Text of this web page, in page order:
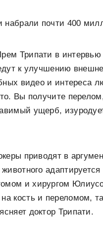
набрали почти 400
Трипати в интервью
к улучшению
видео и интереса
Вы получите
ущерб,
приводят в
и хирургом
кость и переломом,
доктор Трипати.